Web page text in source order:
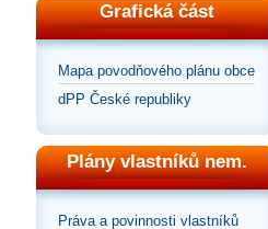
Grafická část
Mapa povodňového plánu obce
dPP České republiky
Plány vlastníků nem.
Práva a povinnosti vlastníků